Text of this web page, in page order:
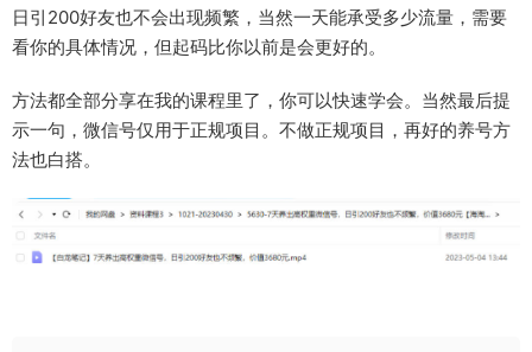
日引200好友也不会出现频繁，当然一天能承受多少流量，需要
看你的具体情况，但起码比你以前是会更好的。
方法都全部分享在我的课程里了，你可以快速学会。当然最后提
示一句，微信号仅用于正规项目。不做正规项目，再好的养号方
法也白搭。